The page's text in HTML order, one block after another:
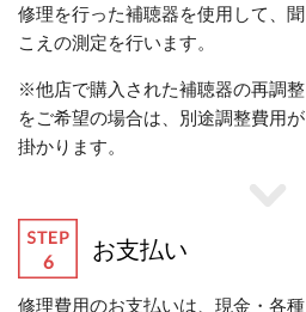
修理を行った補聴器を使用して、聞
こえの測定を行います。
※他店で購入された補聴器の再調整
をご希望の場合は、別途調整費用が
掛かります。
お支払い
修理費用のお支払いは、現金・各種